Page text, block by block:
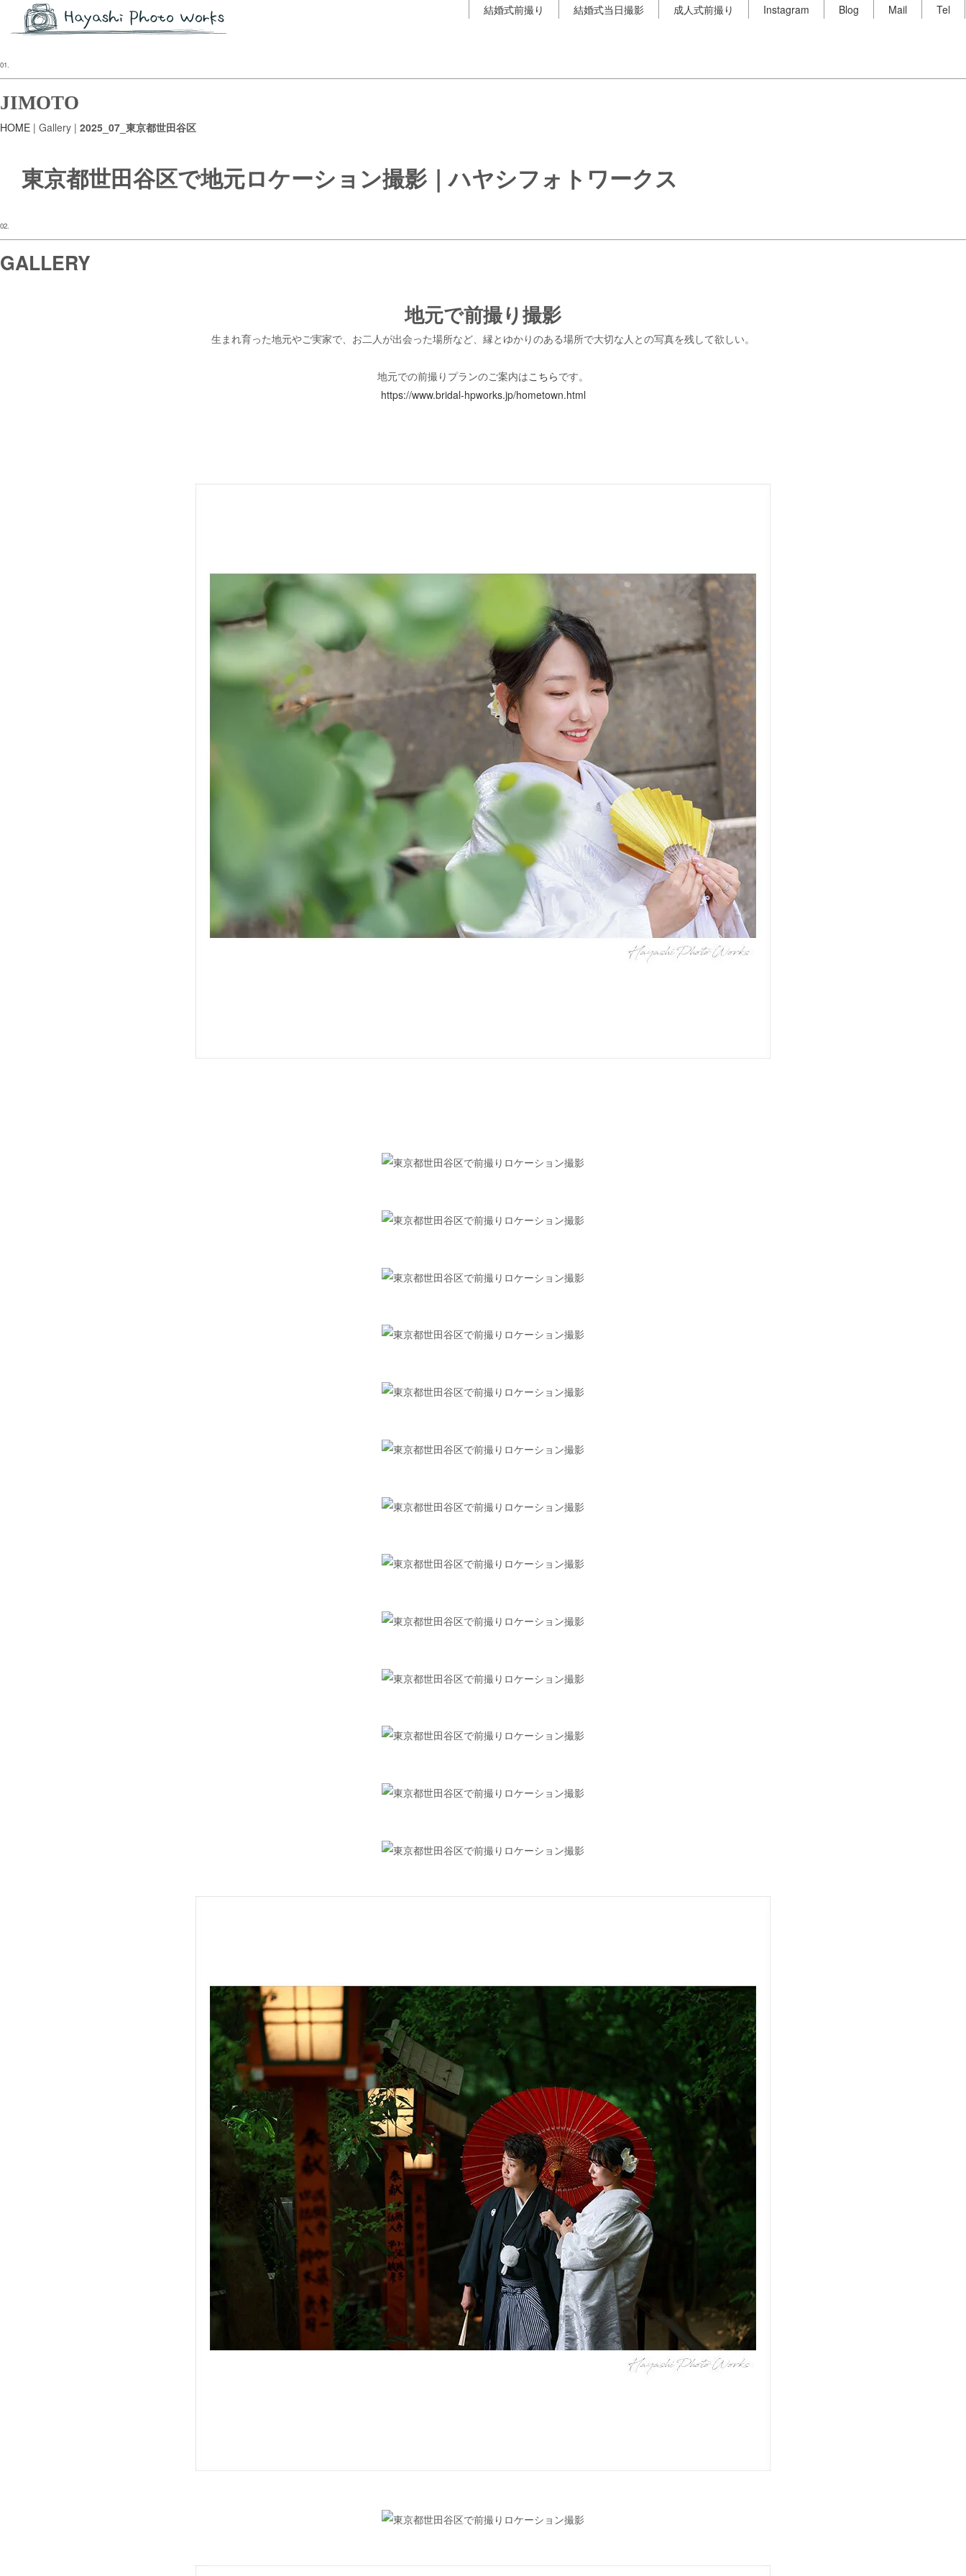
結婚式前撮り 結婚式当日撮影 成人式前撮り Instagram Blog Mail Tel
01.
JIMOTO
HOME | Gallery | 2025_07_東京都世田谷区
東京都世田谷区で地元ロケーション撮影｜ハヤシフォトワークス
02.
GALLERY
地元で前撮り撮影
生まれ育った地元やご実家で、お二人が出会った場所など、縁とゆかりのある場所で大切な人との写真を残して欲しい。
地元での前撮りプランのご案内はこちらです。
https://www.bridal-hpworks.jp/hometown.html